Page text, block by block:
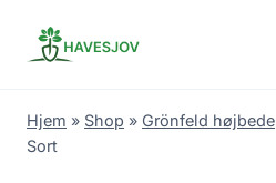
Hjem » Shop » Grönfeld højbede
Sort